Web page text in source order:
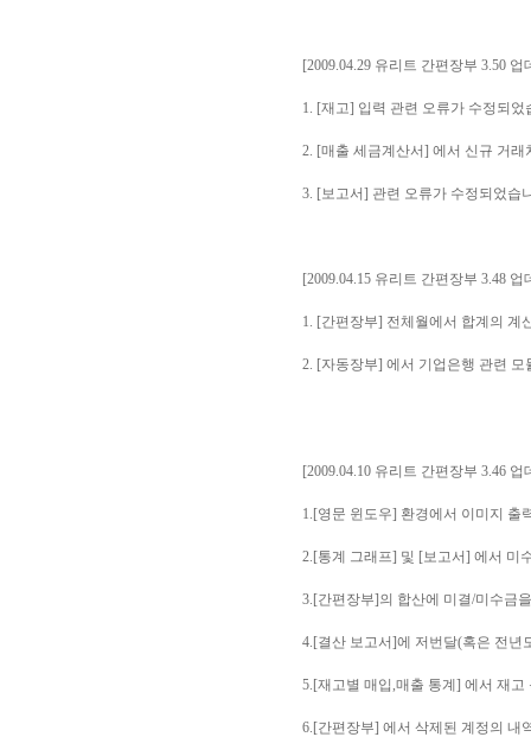
[2009.04.29 유리트 간편장부 3.50 업
1. [재고] 입력 관련 오류가 수정되었
2. [매출 세금계산서] 에서 신규 거
3. [보고서] 관련 오류가 수정되었습
[2009.04.15 유리트 간편장부 3.48 업
1. [간편장부] 전체월에서 합계의 계
2. [자동장부] 에서 기업은행 관련
[2009.04.10 유리트 간편장부 3.46 업
1.[영문 윈도우] 환경에서 이미지 출
2.[통계 그래프] 및 [보고서] 에서 미
3.[간편장부]의 합산에 미결/미수금
4.[결산 보고서]에 저번달(혹은 전년
5.[재고별 매입,매출 통계] 에서 재
6.[간편장부] 에서 삭제된 계정의 내